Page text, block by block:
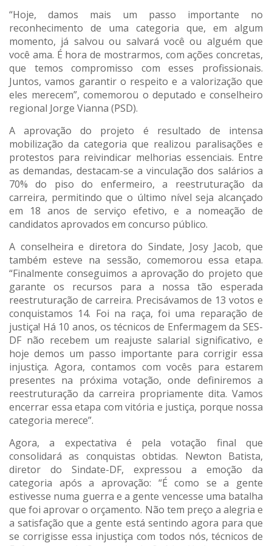
“Hoje, damos mais um passo importante no
reconhecimento de uma categoria que, em algum
momento, já salvou ou salvará você ou alguém que
você ama. É hora de mostrarmos, com ações concretas,
que temos compromisso com esses profissionais.
Juntos, vamos garantir o respeito e a valorização que
eles merecem”, comemorou o deputado e conselheiro
regional Jorge Vianna (PSD).
A aprovação do projeto é resultado de intensa
mobilização da categoria que realizou paralisações e
protestos para reivindicar melhorias essenciais. Entre
as demandas, destacam-se a vinculação dos salários a
70% do piso do enfermeiro, a reestruturação da
carreira, permitindo que o último nível seja alcançado
em 18 anos de serviço efetivo, e a nomeação de
candidatos aprovados em concurso público.
A conselheira e diretora do Sindate, Josy Jacob, que
também esteve na sessão, comemorou essa etapa.
“Finalmente conseguimos a aprovação do projeto que
garante os recursos para a nossa tão esperada
reestruturação de carreira. Precisávamos de 13 votos e
conquistamos 14. Foi na raça, foi uma reparação de
justiça! Há 10 anos, os técnicos de Enfermagem da SES-
DF não recebem um reajuste salarial significativo, e
hoje demos um passo importante para corrigir essa
injustiça. Agora, contamos com vocês para estarem
presentes na próxima votação, onde definiremos a
reestruturação da carreira propriamente dita. Vamos
encerrar essa etapa com vitória e justiça, porque nossa
categoria merece”.
Agora, a expectativa é pela votação final que
consolidará as conquistas obtidas. Newton Batista,
diretor do Sindate-DF, expressou a emoção da
categoria após a aprovação: “É como se a gente
estivesse numa guerra e a gente vencesse uma batalha
que foi aprovar o orçamento. Não tem preço a alegria e
a satisfação que a gente está sentindo agora para que
se corrigisse essa injustiça com todos nós, técnicos de